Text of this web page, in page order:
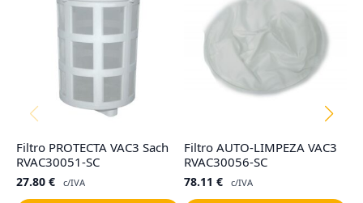
Filtro PROTECTA VAC3 Sach
RVAC30051-SC
27.80 € c/IVA
Filtro AUTO-LIMPEZA VAC3
RVAC30056-SC
78.11 € c/IVA